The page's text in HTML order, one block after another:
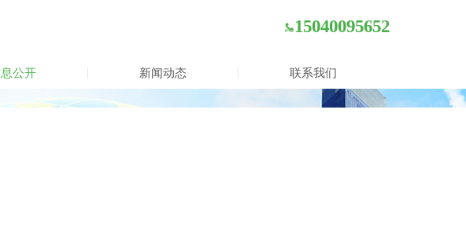
公开 新闻动态 联系我们
15040095652